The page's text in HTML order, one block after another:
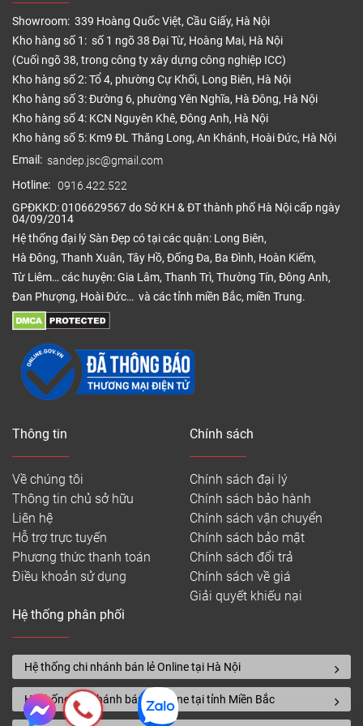
hủy nên thân thiện với môi trường
– Thiết kế hèm khóa đặc biệt giúp các tấm ván gỗ
được lắp ghép với nhau dễ dàng, chắc chắn cả theo
cách lát xương cá, cả theo cách lát thẳng. Đây là
điều mà ít loại sàn gỗ xương cá khác có được.
– Giá bán hấp dẫn, cạnh tranh hơn những dòng sản
phẩm sàn gỗ xương cá châu Âu nên phù hợp với túi
tiền của người tiêu dùng Việt Nam.
3. Sàn Đẹp – Đơn vị phân phối và
thi công sàn gỗ Teka
Công ty CP Sàn Đẹp là đơn vị phân phối sàn gỗ
Teka chính hãng. Với kinh nghiệm nhiều năm trong
lĩnh vực phân phối và thi côngcác loại sàn gỗ công
nghiệp, sàn gỗ tự nhiên, sàn nhựa hàng đầu trên thị
trường, Công ty chúng tôi có đầy đủ tiềm tực, nhân
sự và hệ thống phân phối để phục vụ khách hàng
trên toàn quốc.
– Sản phẩm được chuyển đến công trình nguyên
– Giá sản phẩm luôn cạnh tranh nhất thị trường, có
bảo hành sản phẩm và bảo trì lắp đặt.
– Miễn phí vận chuyển cho đơn hàng từ 30m2 trong
nội thành Hà Nội.
– Mang mẫu và tư vấn miễn phí tại nhà.
Quý khách có nhu cầu tư vấn chi tiết về sàn gỗ Teka
xương cá, xin vui lòng liên hệ hotline 0916.422.522
để được tư vấn và báo giá rẻ nhất.
Showroom: 339 Hoàng Quốc Việt, Cầu Giấy, Hà Nội
Kho hàng số 1: số 1 ngõ 38 Đại Từ, Hoàng Mai, Hà Nội
(Cuối ngõ 38, trong công ty xây dựng công nghiệp ICC)
Kho hàng số 2: Tổ 4, phường Cự Khối, Long Biên, Hà Nội
Kho hàng số 3: Đường 6, phường Yên Nghĩa, Hà Đông, Hà Nội
Kho hàng số 4: KCN Nguyên Khê, Đông Anh, Hà Nội
Kho hàng số 5: Km9 ĐL Thăng Long, An Khánh, Hoài Đức, Hà Nội
Email: sandep.jsc@gmail.com
Hotline: 0916.422.522
GPĐKKD: 0106629567 do Sở KH & ĐT thành phố Hà Nội cấp ngày
04/09/2014
Hệ thống đại lý Sàn Đẹp có tại các quận: Long Biên,
Hà Đông, Thanh Xuân, Tây Hồ, Đống Đa, Ba Đình, Hoàn Kiếm,
Từ Liêm… các huyện: Gia Lâm, Thanh Trì, Thường Tín, Đông Anh,
Đan Phượng, Hoài Đức… và các tỉnh miền Bắc, miền Trung.
Thông tin
Về chúng tôi
Thông tin chủ sở hữu
Liên hệ
Hỗ trợ trực tuyến
Phương thức thanh toán
Điều khoản sử dụng
Chính sách
Chính sách đại lý
Chính sách bảo hành
Chính sách vận chuyển
Chính sách bảo mật
Chính sách đổi trả
Chính sách về giá
Giải quyết khiếu nại
Hệ thống phân phối
Hệ thống chi nhánh bán lẻ Online tại Hà Nội
Hệ thống chi nhánh bán lẻ Online tại tỉnh Miền Bắc